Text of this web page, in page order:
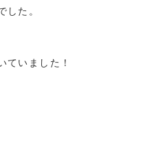
た。
ていました！